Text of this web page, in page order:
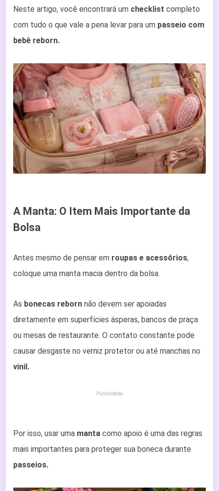
Neste artigo, você encontrará um checklist completo
com tudo o que vale a pena levar para um passeio com
bebê reborn.
A Manta: O Item Mais Importante da
Bolsa
Antes mesmo de pensar em roupas e acessórios,
coloque uma manta macia dentro da bolsa.
As bonecas reborn não devem ser apoiadas
diretamente em superfícies ásperas, bancos de praça
ou mesas de restaurante. O contato constante pode
causar desgaste no verniz protetor ou até manchas no
vinil.
Publicidade
Por isso, usar uma manta como apoio é uma das regras
mais importantes para proteger sua boneca durante
passeios.